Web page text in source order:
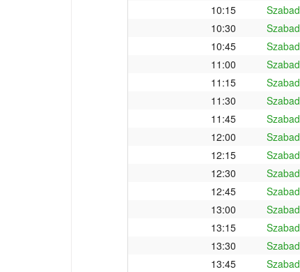
10:15
Szabad
10:30
Szabad
10:45
Szabad
11:00
Szabad
11:15
Szabad
11:30
Szabad
11:45
Szabad
12:00
Szabad
12:15
Szabad
12:30
Szabad
12:45
Szabad
13:00
Szabad
13:15
Szabad
13:30
Szabad
13:45
Szabad